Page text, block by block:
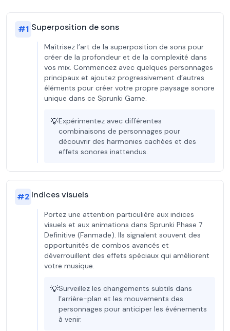
#1 Superposition de sons
Maîtrisez l’art de la superposition de sons pour
créer de la profondeur et de la complexité dans
vos mix. Commencez avec quelques personnages
principaux et ajoutez progressivement d’autres
éléments pour créer votre propre paysage sonore
unique dans ce Sprunki Game.
💡Expérimentez avec différentes
combinaisons de personnages pour
découvrir des harmonies cachées et des
effets sonores inattendus.
#2 Indices visuels
Portez une attention particulière aux indices
visuels et aux animations dans Sprunki Phase 7
Definitive (Fanmade). Ils signalent souvent des
opportunités de combos avancés et
déverrouillent des effets spéciaux qui améliorent
votre musique.
💡Surveillez les changements subtils dans
l’arrière-plan et les mouvements des
personnages pour anticiper les événements
à venir.